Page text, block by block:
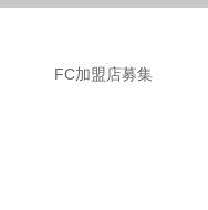
FC加盟店募集